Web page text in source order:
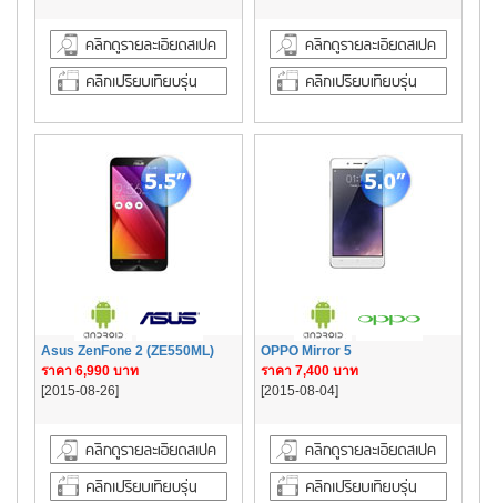
Asus ZenFone 2 (ZE550ML)
ราคา 6,990 บาท
[2015-08-26]
OPPO Mirror 5
ราคา 7,400 บาท
[2015-08-04]